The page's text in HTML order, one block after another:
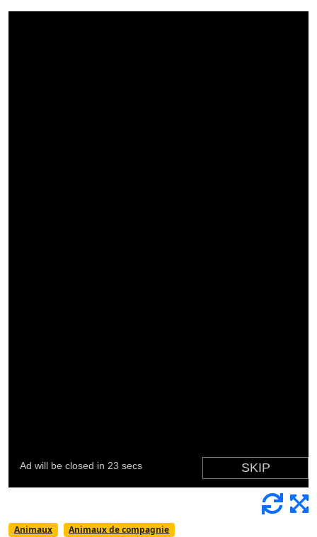
Animaux Animaux de compagnie